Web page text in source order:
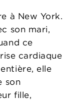
à New York.
son mari,
ce
cardiaque
elle
son
fille,